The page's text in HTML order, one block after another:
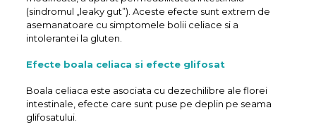
(sindromul „leaky gut”). Aceste efecte sunt extrem de
asemanatoare cu simptomele bolii celiace si a
intolerantei la gluten.
Efecte boala celiaca si efecte glifosat
Boala celiaca este asociata cu dezechilibre ale florei
intestinale, efecte care sunt puse pe deplin pe seama
glifosatului.